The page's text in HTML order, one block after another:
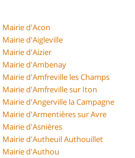
Mairie d'Acon
Mairie d'Aigleville
Mairie d'Aizier
Mairie d'Ambenay
Mairie d'Amfreville les Champs
Mairie d'Amfreville sur Iton
Mairie d'Angerville la Campagne
Mairie d'Armentières sur Avre
Mairie d'Asnières
Mairie d'Autheuil Authouillet
Mairie d'Authou